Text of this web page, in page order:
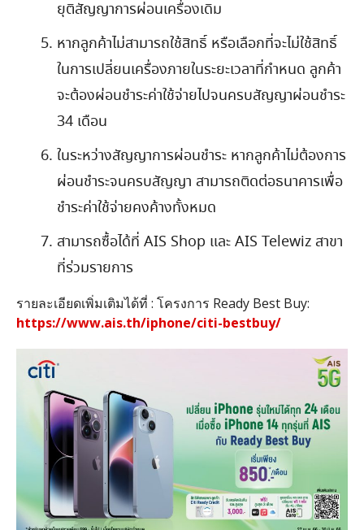
ยุติสัญญาการผ่อนเครื่องเดิม
หากลูกค้าไม่สามารถใช้สิทธิ์ หรือเลือกที่จะไม่ใช้สิทธิ์
ในการเปลี่ยนเครื่องภายในระยะเวลาที่กำหนด ลูกค้า
จะต้องผ่อนชำระค่าใช้จ่ายไปจนครบสัญญาผ่อนชำระ
34 เดือน
ในระหว่างสัญญาการผ่อนชำระ หากลูกค้าไม่ต้องการ
ผ่อนชำระจนครบสัญญา สามารถติดต่อธนาคารเพื่อ
ชำระค่าใช้จ่ายคงค้างทั้งหมด
สามารถซื้อได้ที่ AIS Shop และAIS Telewiz สาขา
ที่ร่วมรายการ
รายละเอียดเพิ่มเติมได้ที่ : โครงการ Ready Best Buy:
https://www.ais.th/iphone/citi-bestbuy/